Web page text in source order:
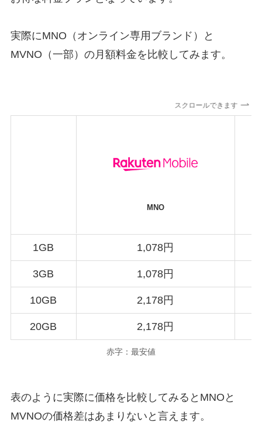
実際にMNO（オンライン専用ブランド）と
MVNO（一部）の月額料金を比較してみます。
スクロールできます
MNO
1GB 1,078円
3GB 1,078円
10GB 2,178円
20GB 2,178円
赤字：最安値
表のように実際に価格を比較してみるとMNOと
MVNOの価格差はあまりないと言えます。